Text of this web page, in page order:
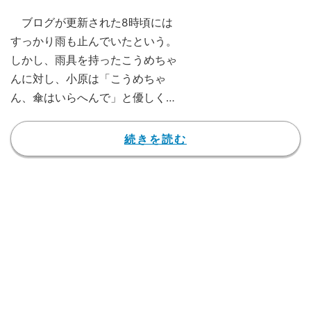
ブログが更新された8時頃には
すっかり雨も止んでいたという。
しかし、雨具を持ったこうめちゃ
んに対し、小原は「こうめちゃ
ん、傘はいらへんで」と優しくツ
ていく必要もないかな」と判断
し、学校へ送り出したことをつづ
続きを読む